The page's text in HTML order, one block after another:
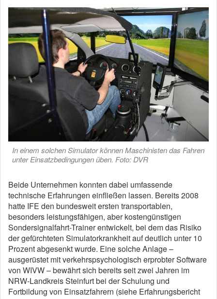
In einem solchen Simulator können Maschinisten das Fahren
unter Einsatzbedingungen üben. Foto: DVR
Beide Unternehmen konnten dabei umfassende
technische Erfahrungen einfließen lassen. Bereits 2008
hatte IFE den bundesweit ersten transportablen,
besonders leistungsfähigen, aber kostengünstigen
Sondersignalfahrt-Trainer entwickelt, bei dem das Risiko
der gefürchteten Simulatorkrankheit auf deutlich unter 10
Prozent abgesenkt wurde. Eine solche Anlage –
ausgerüstet mit verkehrspsychologisch erprobter Software
von WIVW – bewährt sich bereits seit zwei Jahren im
NRW-Landkreis Steinfurt bei der Schulung und
Fortbildung von Einsatzfahrern (siehe Erfahrungsbericht